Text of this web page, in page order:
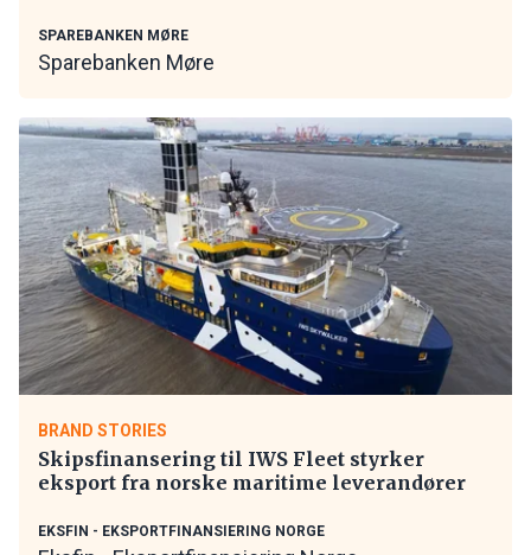
SPAREBANKEN MØRE
Sparebanken Møre
BRAND STORIES
Skipsfinansering til IWS Fleet styrker
eksport fra norske maritime leverandører
EKSFIN - EKSPORTFINANSIERING NORGE